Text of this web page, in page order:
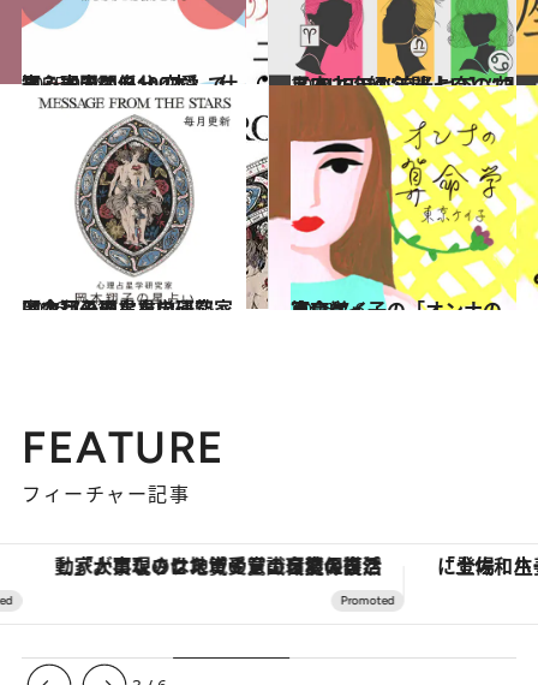
2025.9.28
【心理テスト100本】で知る本当の自分 恋愛、仕事、人間関係…
占い 2024.12.13
【2025年の年間占い】“視える占い師”流光七奈の12星座占い
占い
2026.7.31
【今月のあなたの運勢は？】心理占星学研究家 岡本翔子の星占い
占い 2026.7.6
東京ケイ子の「オンナの算命学」
占い
FEATURE
フィーチャー記事
「大事なのは地域の意識を変えること」。ロレックス賞受賞の自然保護活動家が実現させたナイジェリアの自然環境の復活